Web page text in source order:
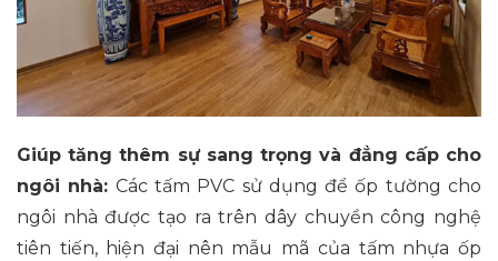
Giúp tăng thêm sự sang trọng và đẳng cấp cho
ngôi nhà: Các tấm PVC sử dụng để ốp tường cho
ngôi nhà được tạo ra trên dây chuyền công nghệ
tiên tiến, hiện đại nên mẫu mã của tấm nhựa ốp